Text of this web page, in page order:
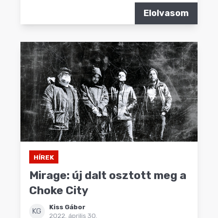
Elolvasom
HÍREK
Mirage: új dalt osztott meg a
Choke City
KG
Kiss Gábor
2022. április 30.